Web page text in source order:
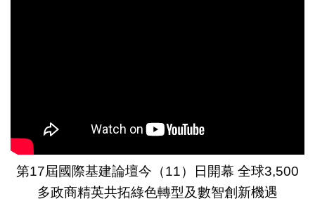
第17屆國際基建論壇今（11）日開幕 全球3,500
多政商精英共拓綠色轉型及數智創新機遇